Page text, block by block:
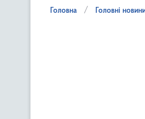
Головна Головні